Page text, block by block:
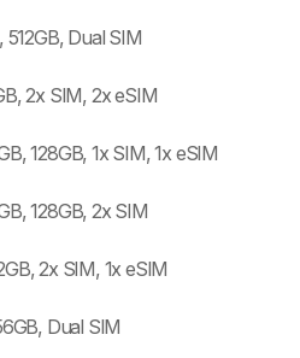
512GB, Dual SIM
2x SIM, 2x eSIM
128GB, 1x SIM, 1x eSIM
128GB, 2x SIM
2x SIM, 1x eSIM
Dual SIM